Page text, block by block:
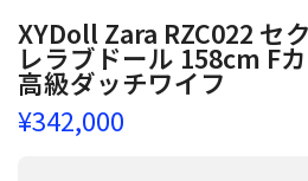
XYDoll Zara RZC022 セ
レラブドール 158cm F
高級ダッチワイフ
¥342,000